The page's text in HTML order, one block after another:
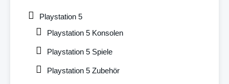
Playstation 5
Playstation 5 Konsolen
Playstation 5 Spiele
Playstation 5 Zubehör